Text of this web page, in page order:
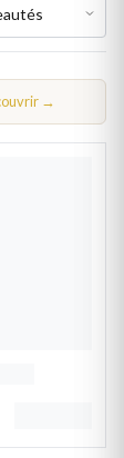
→